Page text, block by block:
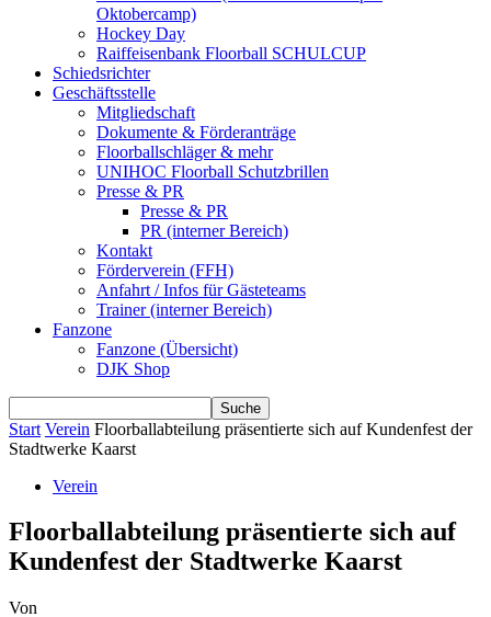
Oktobercamp)
Hockey Day
Raiffeisenbank Floorball SCHULCUP
Schiedsrichter
Geschäftsstelle
Mitgliedschaft
Dokumente & Förderanträge
Floorballschläger & mehr
UNIHOC Floorball Schutzbrillen
Presse & PR
Presse & PR
PR (interner Bereich)
Kontakt
Förderverein (FFH)
Anfahrt / Infos für Gästeteams
Trainer (interner Bereich)
Fanzone
Fanzone (Übersicht)
DJK Shop
Start Verein Floorballabteilung präsentierte sich auf Kundenfest der
Stadtwerke Kaarst
Verein
Floorballabteilung präsentierte sich auf
Kundenfest der Stadtwerke Kaarst
Von